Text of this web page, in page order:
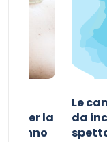
per la
sonno
Le
da